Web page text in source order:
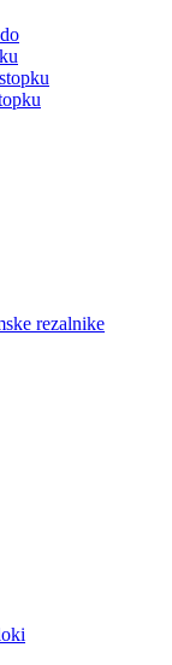
rezalnike